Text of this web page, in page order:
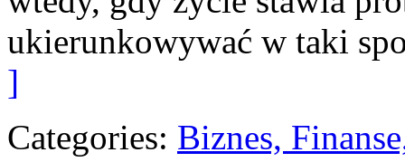
ukierunkowywać w taki
]
Categories: Biznes,